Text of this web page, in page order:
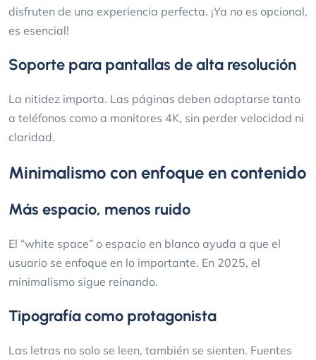
disfruten de una experiencia perfecta. ¡Ya no es opcional,
es esencial!
Soporte para pantallas de alta resolución
La nitidez importa. Las páginas deben adaptarse tanto
a teléfonos como a monitores 4K, sin perder velocidad ni
claridad.
Minimalismo con enfoque en contenido
Más espacio, menos ruido
El “white space” o espacio en blanco ayuda a que el
usuario se enfoque en lo importante. En 2025, el
minimalismo sigue reinando.
Tipografía como protagonista
Las letras no solo se leen, también se sienten. Fuentes